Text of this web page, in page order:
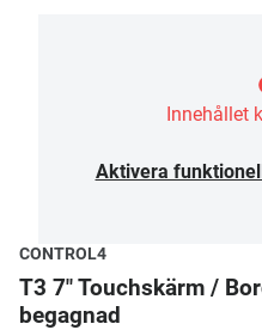
Innehållet
Aktivera
CONTROL4
T3 7" Touchskärm /
begagnad